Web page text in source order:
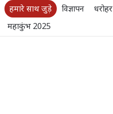
हमारे साथ जुड़े विज्ञापन धरोहर
महाकुंभ 2025